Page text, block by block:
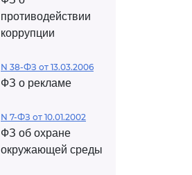
противодействии
коррупции
N 38-ФЗ от 13.03.2006
ФЗ о рекламе
N 7-ФЗ от 10.01.2002
ФЗ об охране
окружающей среды